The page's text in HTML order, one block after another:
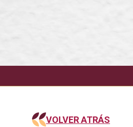
VOLVER ATRÁS